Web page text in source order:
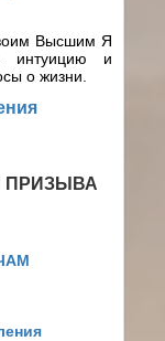
Высшим Я
интуицию и
о жизни.
ПРИЗЫВА